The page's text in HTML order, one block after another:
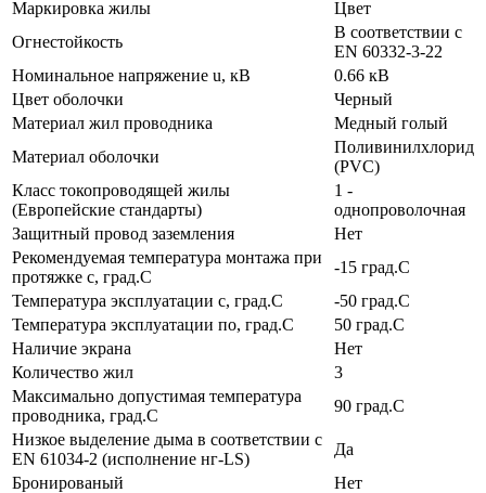
Маркировка жилы
Цвет
Огнестойкость
В соответствии с
EN 60332-3-22
Номинальное напряжение u, кВ
0.66 кВ
Цвет оболочки
Черный
Материал жил проводника
Медный голый
Материал оболочки
Поливинилхлорид
(PVC)
Класс токопроводящей жилы
(Европейские стандарты)
1 -
однопроволочная
Защитный провод заземления
Нет
Рекомендуемая температура монтажа при
протяжке с, град.C
-15 град.C
Температура эксплуатации с, град.C
-50 град.C
Температура эксплуатации по, град.C
50 град.C
Наличие экрана
Нет
Количество жил
3
Максимально допустимая температура
проводника, град.C
90 град.C
Низкое выделение дыма в соответствии с
EN 61034-2 (исполнение нг-LS)
Да
Бронированый
Нет